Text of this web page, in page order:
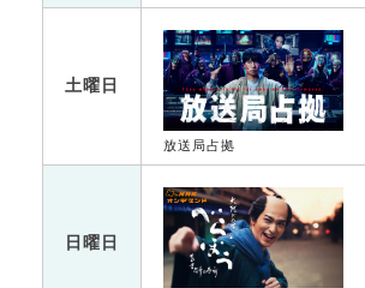
土曜日
放送局占拠
日曜日